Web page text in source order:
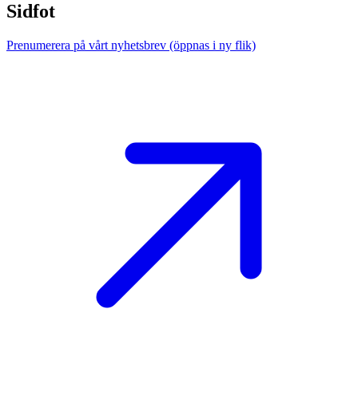
Sidfot
Prenumerera på vårt nyhetsbrev (öppnas i ny flik)